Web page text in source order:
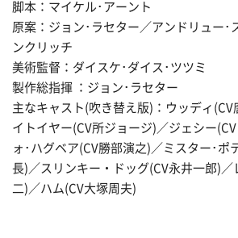
脚本：マイケル･アーント
原案：ジョン･ラセター／アンドリュー･
ンクリッチ
美術監督：ダイスケ･ダイス･ツツミ
製作総指揮 ：ジョン･ラセター
主なキャスト(吹き替え版)：ウッディ(CV
イトイヤー(CV所ジョージ)／ジェシー
ォ･ハグベア(CV勝部演之)／ミスター･ポ
長)／スリンキー・ドッグ(CV永井一郎)／
二)／ハム(CV大塚周夫)